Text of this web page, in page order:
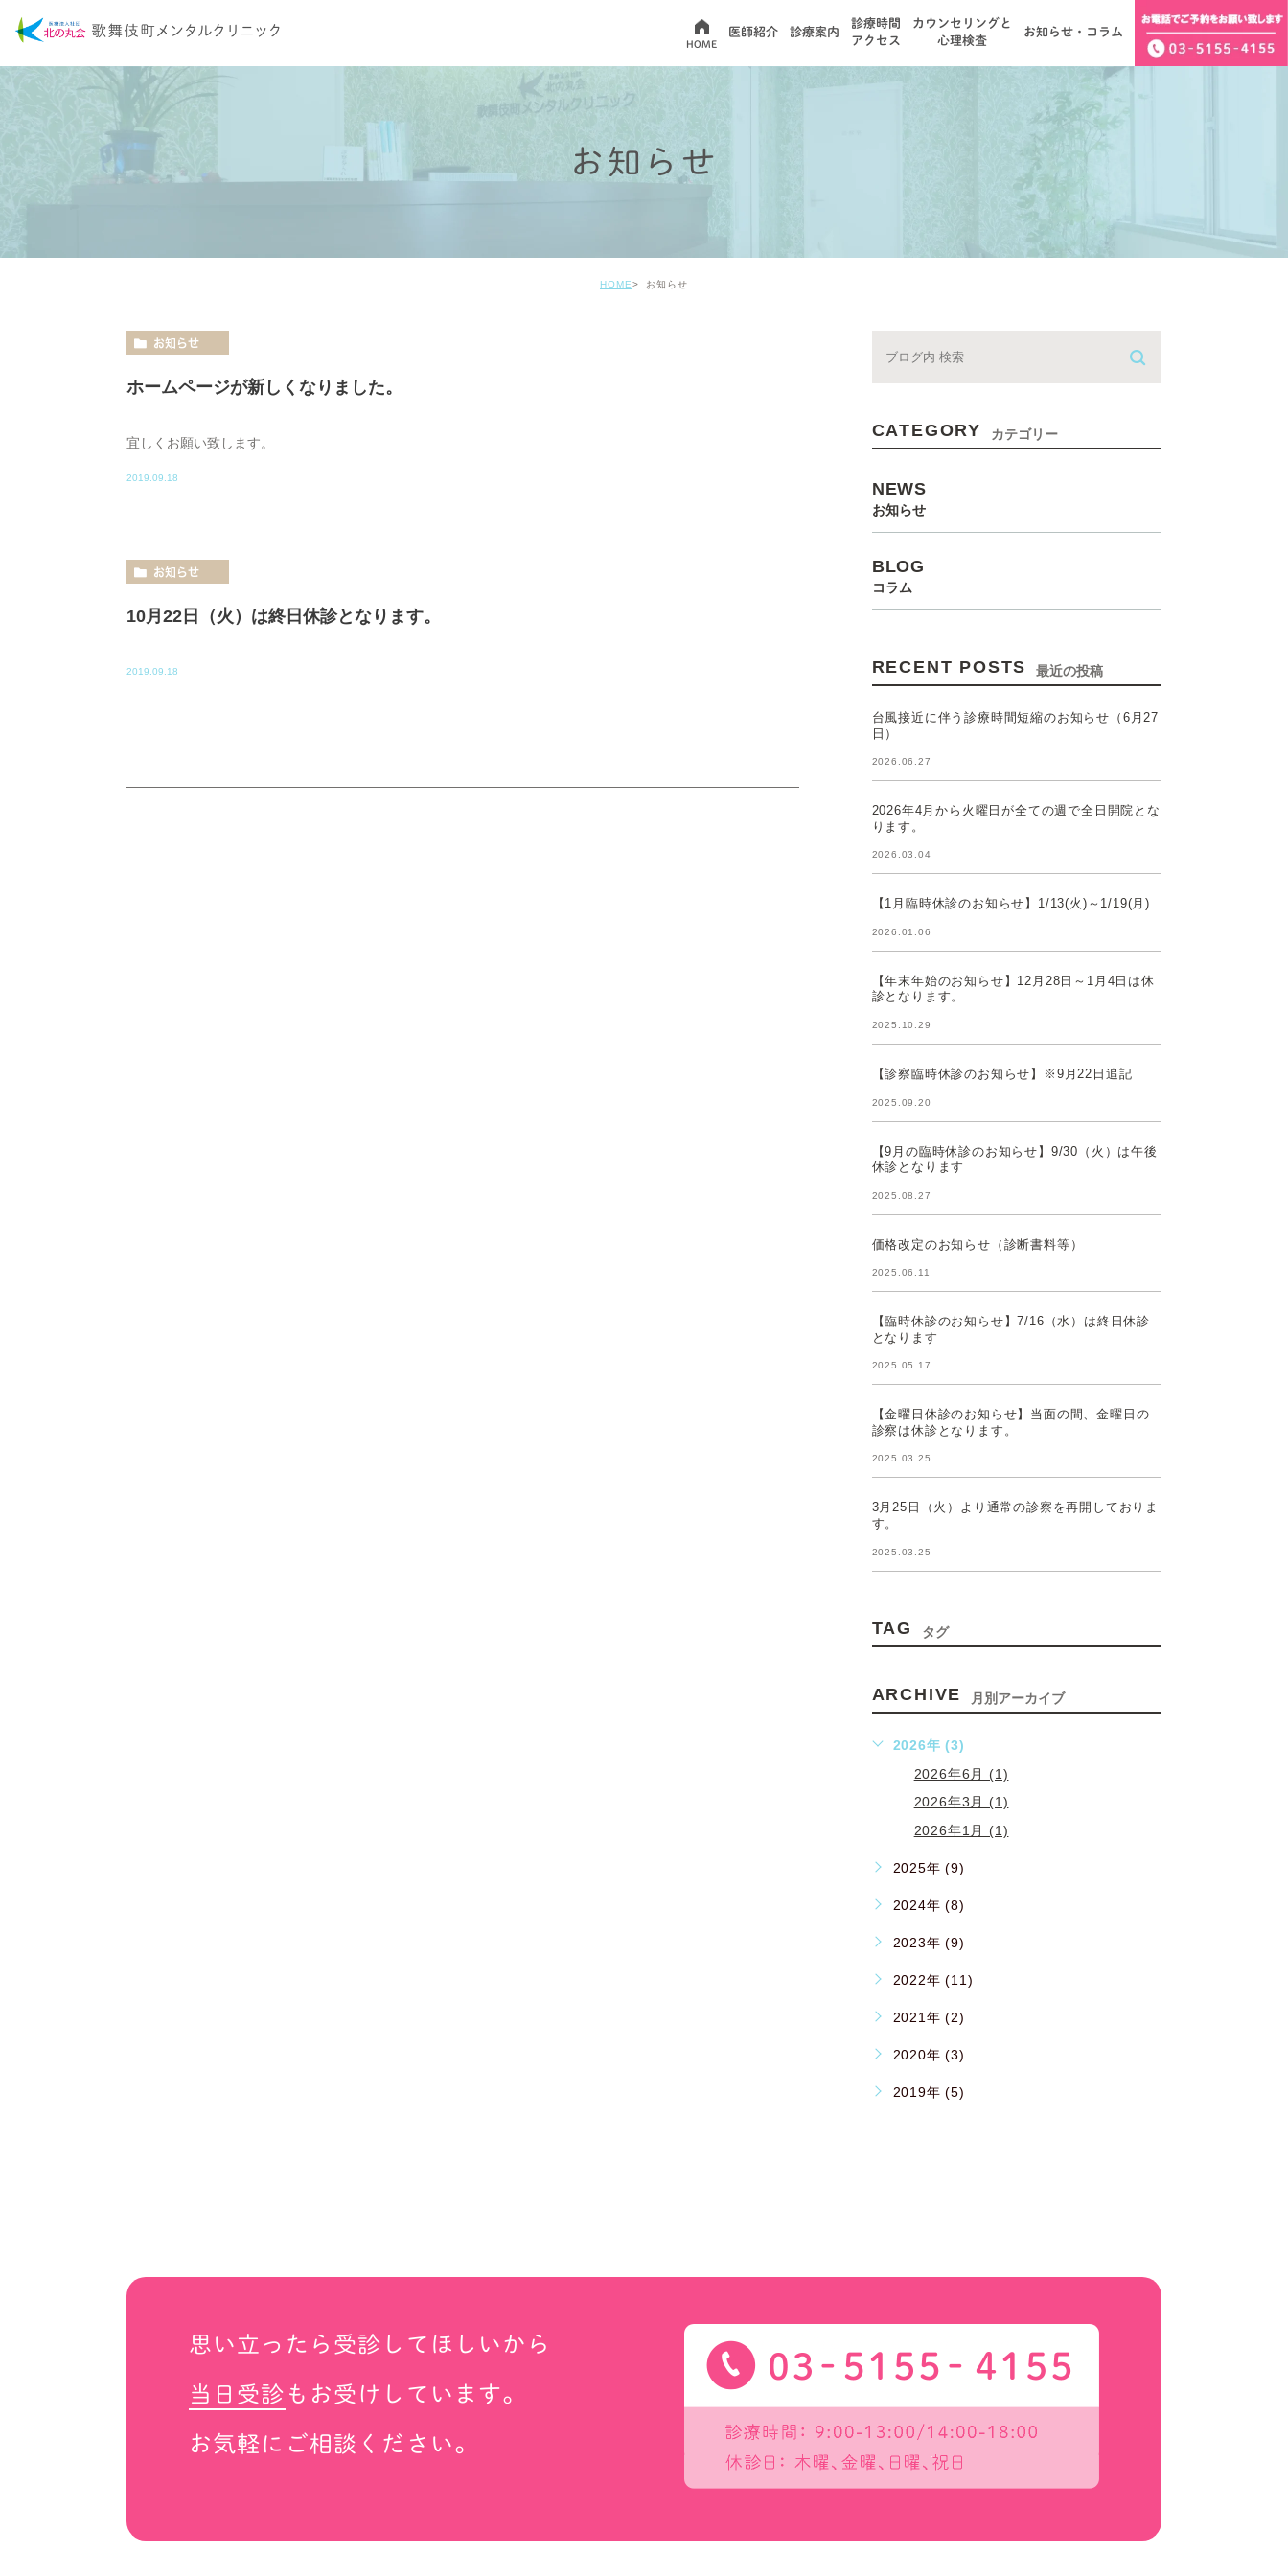
HOME
医師紹介 診療案内
診療時間
アクセス
カウンセリングと
心理検査
お知らせ・コラム
お知らせ
HOME お知らせ
お知らせ
ホームページが新しくなりました。
宜しくお願い致します。
2019.09.18
お知らせ
10月22日（火）は終日休診となります。
2019.09.18
CATEGORY カテゴリー
NEWS
お知らせ
BLOG
コラム
RECENT POSTS 最近の投稿
台風接近に伴う診療時間短縮のお知らせ（6月27
日）
2026.06.27
2026年4月から火曜日が全ての週で全日開院とな
ります。
2026.03.04
【1月臨時休診のお知らせ】1/13(火)～1/19(月)
2026.01.06
【年末年始のお知らせ】12月28日～1月4日は休
診となります。
2025.10.29
【診察臨時休診のお知らせ】※9月22日追記
2025.09.20
【9月の臨時休診のお知らせ】9/30（火）は午後
休診となります
2025.08.27
価格改定のお知らせ（診断書料等）
2025.06.11
【臨時休診のお知らせ】7/16（水）は終日休診
となります
2025.05.17
【金曜日休診のお知らせ】当面の間、金曜日の
診察は休診となります。
2025.03.25
3月25日（火）より通常の診察を再開しておりま
す。
2025.03.25
TAG タグ
ARCHIVE 月別アーカイブ
2026年 (3)
2026年6月 (1)
2026年3月 (1)
2026年1月 (1)
2025年 (9)
2024年 (8)
2023年 (9)
2022年 (11)
2021年 (2)
2020年 (3)
2019年 (5)
思い立ったら受診してほしいから
当日受診 もお受けしています。
お気軽にご相談ください。